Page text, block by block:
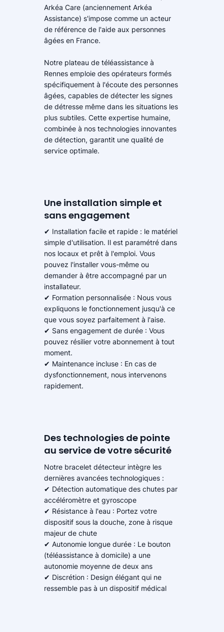
Arkéa Care (anciennement Arkéa
Assistance) s'impose comme un acteur
de référence de l'aide aux personnes
âgées en France.
Notre plateau de téléassistance à
Rennes emploie des opérateurs formés
spécifiquement à l'écoute des personnes
âgées, capables de détecter les signes
de détresse même dans les situations les
plus subtiles. Cette expertise humaine,
combinée à nos technologies innovantes
de détection, garantit une qualité de
service optimale.
Une installation simple et
sans engagement
✔ Installation facile et rapide : le matériel
simple d'utilisation. Il est paramétré dans
nos locaux et prêt à l'emploi. Vous
pouvez l'installer vous-même ou
demander à être accompagné par un
installateur.
✔ Formation personnalisée : Nous vous
expliquons le fonctionnement jusqu'à ce
que vous soyez parfaitement à l'aise.
✔ Sans engagement de durée : Vous
pouvez résilier votre abonnement à tout
moment.
✔ Maintenance incluse : En cas de
dysfonctionnement, nous intervenons
rapidement.
Des technologies de pointe
au service de votre sécurité
Notre bracelet détecteur intègre les
dernières avancées technologiques :
✔ Détection automatique des chutes par
accéléromètre et gyroscope
✔ Résistance à l'eau : Portez votre
dispositif sous la douche, zone à risque
majeur de chute
✔ Autonomie longue durée : Le bouton
(téléassistance à domicile) a une
autonomie moyenne de deux ans
✔ Discrétion : Design élégant qui ne
ressemble pas à un dispositif médical